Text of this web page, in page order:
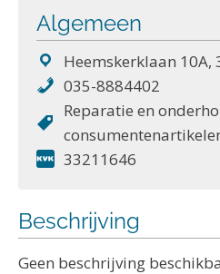
Algemeen
Heemskerklaan 10A,
035-8884402
Reparatie en
33211646
Beschrijving
Geen beschrijving